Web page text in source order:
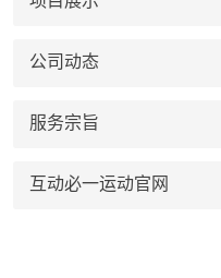
公司动态
服务宗旨
互动必一运动官网